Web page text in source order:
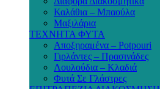
Καλάθια – Μπαούλα
Μαξιλάρια
ΤΕΧΝΗΤΑ ΦΥΤΑ
Αποξηραμένα – Potpouri
Γιρλάντες – Πρασινάδες
Λουλούδια – Κλαδιά
Φυτά Σε Γλάστρες